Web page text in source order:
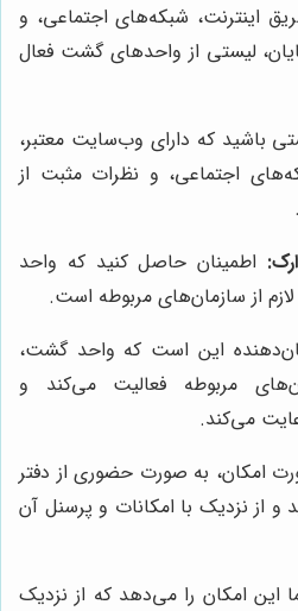
اینترنت، شبکه‌های اجتماعی، و
لیستی از واحدهای گشت فعال
باشید که دارای وب‌سایت معتبر،
اجتماعی، و نظرات مثبت از
اطمینان حاصل کنید که واحد
از سازمان‌های مربوطه است.
این است که واحد گشت،
مربوطه فعالیت می‌کند و
می‌کند.
امکان، به صورت حضوری از دفتر
و از نزدیک با امکانات و پرسنل آن
این امکان را می‌دهد که از نزدیک